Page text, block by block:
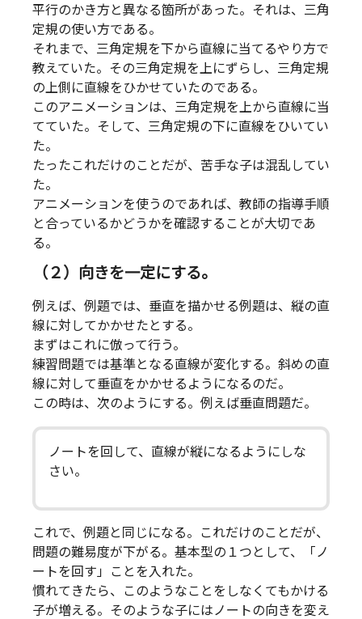
平行のかき方と異なる箇所があった。それは、三角
定規の使い方である。
それまで、三角定規を下から直線に当てるやり方で
教えていた。その三角定規を上にずらし、三角定規
の上側に直線をひかせていたのである。
このアニメーションは、三角定規を上から直線に当
てていた。そして、三角定規の下に直線をひいてい
た。
たったこれだけのことだが、苦手な子は混乱してい
た。
アニメーションを使うのであれば、教師の指導手順
と合っているかどうかを確認することが大切であ
る。
（２）向きを一定にする。
例えば、例題では、垂直を描かせる例題は、縦の直
線に対してかかせたとする。
まずはこれに倣って行う。
練習問題では基準となる直線が変化する。斜めの直
線に対して垂直をかかせるようになるのだ。
この時は、次のようにする。例えば垂直問題だ。
ノートを回して、直線が縦になるようにしな
さい。
これで、例題と同じになる。これだけのことだが、
問題の難易度が下がる。基本型の１つとして、「ノ
ートを回す」ことを入れた。
慣れてきたら、このようなことをしなくてもかける
子が増える。そのような子にはノートの向きを変え